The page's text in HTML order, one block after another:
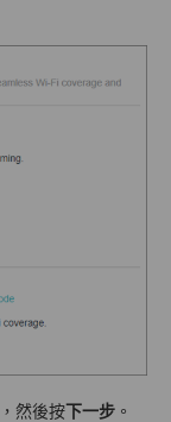
，然後按下一步 。